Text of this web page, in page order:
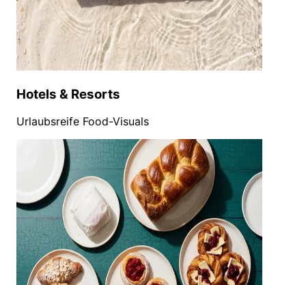
Hotels & Resorts
Urlaubsreife Food-Visuals